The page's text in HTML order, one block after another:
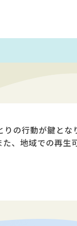
の行動が鍵とな
、地域での再